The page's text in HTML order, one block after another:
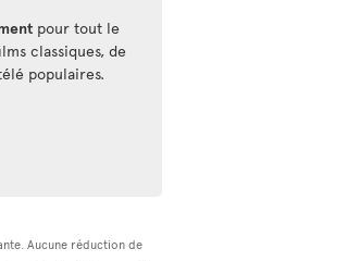
pour tout le
classiques, de
populaires.
Aucune réduction de